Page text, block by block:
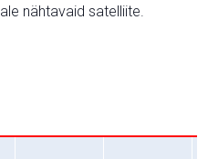
nähtavaid satelliite.